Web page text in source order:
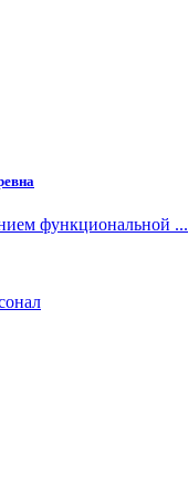
функциональной ...